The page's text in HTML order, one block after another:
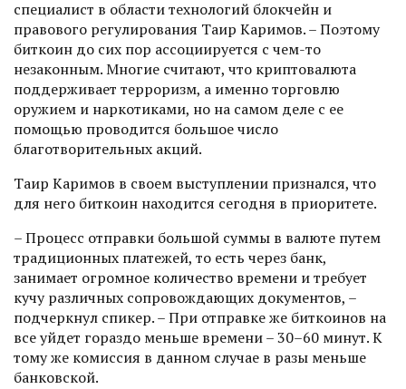
специалист в области технологий блокчейн и
правового регулирования Таир Каримов. – Поэтому
биткоин до сих пор ассоциируется с чем-то
незаконным. Многие считают, что криптовалюта
поддерживает терроризм, а именно торговлю
оружием и наркотиками, но на самом деле с ее
помощью проводится большое число
благотворительных акций.
Таир Каримов в своем выступ­лении признался, что
для него биткоин находится сегодня в приоритете.
– Процесс отправки большой суммы в валюте путем
традиционных платежей, то есть через банк,
занимает огромное количество времени и требует
кучу различных сопровождающих документов, –
подчеркнул спикер. – При отправке же биткоинов на
все уйдет гораздо меньше времени – 30–60 минут. К
тому же комиссия в данном случае в разы меньше
банковской.